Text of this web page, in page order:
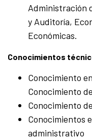
Administración
y Auditoría,
Económicas.
Conocimientos
Conocimiento
Conocimiento
Conocimiento
Conocimientos
administrativo